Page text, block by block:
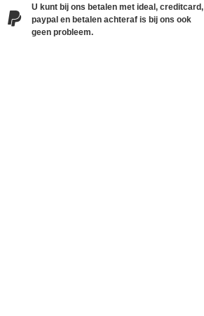
U kunt bij ons betalen met ideal, creditcard,
paypal en betalen achteraf is bij ons ook
geen probleem.